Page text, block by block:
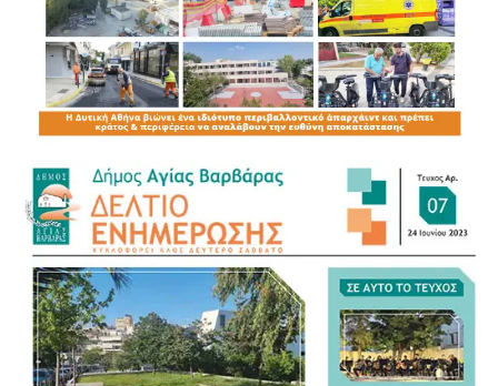
ΔΙΚΕΠΑΖ χρειάστηκε να πραγματοποιήσουν ιδιαίτερα
δύσκολους και επικίνδυνους χειρισμούς, προκειμένου να
προσεγγίσουν τα τρομαγμένα ζώα.
Ιδιαίτερα σημαντική ήταν η επέμβασή τους για τη διάσωση
ενός τραυματισμένου σκύλου, ο οποίος εντοπίστηκε με
εγκαύματα. Η παρέμβαση των πληρωμάτων αποδείχθηκε
σωτήρια.
Το ζώο μεταφέρθηκε στις εγκαταστάσεις του ΔΙΚΕΠΑΖ,
όπου νοσηλεύεται και δέχεται την απαραίτητη κτηνιατρική
φροντίδα. Οι κτηνίατροι περιποιούνται τα εγκαύματά του
και καταβάλλουν κάθε προσπάθεια για να ανακουφίσουν
τους πόνους του.